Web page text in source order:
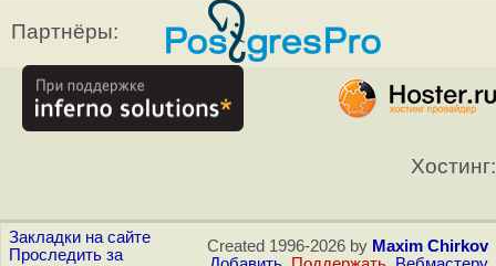
Партнёры:
Хостинг:
Закладки на сайте
Проследить за
Created 1996-2026 by Maxim Chirkov